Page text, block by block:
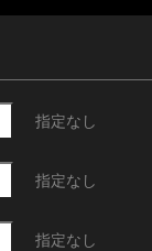
指定なし
指定なし
指定なし